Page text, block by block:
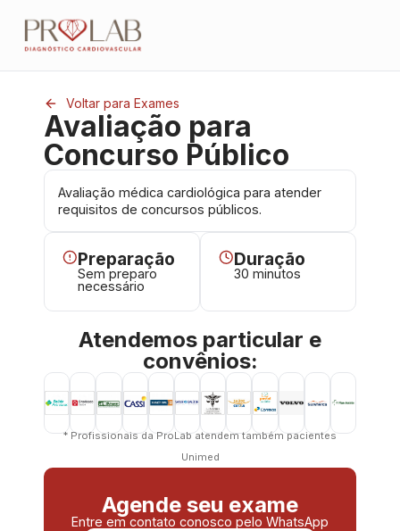
Voltar para Exames
Avaliação para
Concurso Público
Avaliação médica cardiológica para atender
requisitos de concursos públicos.
Preparação
Sem preparo
necessário
Duração
30 minutos
Atendemos particular e
convênios:
* Profissionais da ProLab atendem também pacientes
Unimed
Agende seu exame
Entre em contato conosco pelo WhatsApp